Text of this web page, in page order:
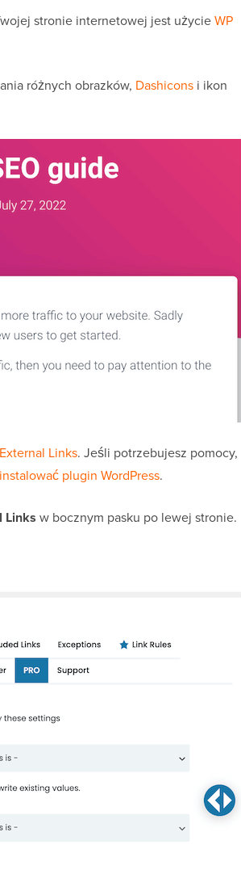
stronie internetowej jest użycieWP
różnych obrazków, Dashicons i ikon
Links. Jeśli potrzebujesz pomocy,
plugin WordPress.
Links w bocznym pasku po lewej stronie.